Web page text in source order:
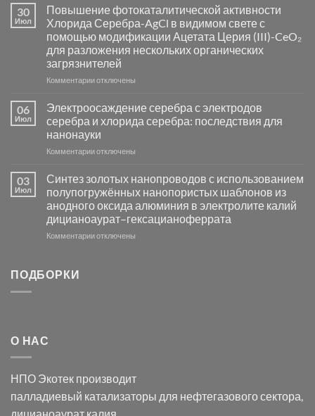
Пламенный
синтез
катализаторов
и
сенсоров
на
основе
группы
30
Июл
Повышение фотокаталитической активности
Хлорида Серебра-AgCl в видимом свете с
помощью модификации Ацетата Церия (III)-CeO₂
для разложения нескольких органических
загрязнителей
Комментариик
фотокаталитической
активности
Хлорида
Серебра-
в
видимом
свете
с
помощью
модификации
отключены
06
Июл
Электроосаждение серебра с электродов
серебра и хлорида серебра: последствия для
нанонауки
Комментариик
серебра
с
электродов
серебра
и
отключены
03
Июл
Синтез золотых нанопроводов с использованием
полупогружённых нанопористых шаблонов из
анодного оксида алюминия в электролите калий
дицианоаурат–гексацианоферрата
Комментариик
оксида
в
отключены
ПОДБОРКИ
О НАС
НПО Экотек производит
палладиевый катализаторы для нефтегазового сектора,